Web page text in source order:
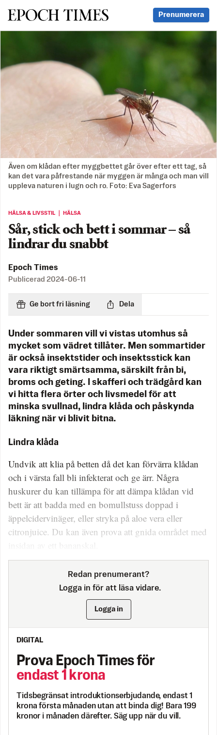
Svenska Epoch Times Prenumerera
Även om klådan efter myggbettet går över efter ett tag, så
kan det vara påfrestande när myggen är många och man vill
uppleva naturen i lugn och ro. Foto: Eva Sagerfors
HÄLSA & LIVSSTIL ｜ HÄLSA
Sår, stick och bett i sommar – så
lindrar du snabbt
Epoch Times
Publicerad 2024-06-11
Ge bort fri läsning Dela
Under sommaren vill vi vistas utomhus så
mycket som vädret tillåter. Men sommartider
är också insektstider och insektsstick kan
vara riktigt smärtsamma, särskilt från bi,
broms och geting. I skafferi och trädgård kan
vi hitta flera örter och livsmedel för att
minska svullnad, lindra klåda och påskynda
läkning när vi blivit bitna.
Lindra klåda
Undvik att klia på betten då det kan förvärra klådan
och i värsta fall bli infekterat och ge ärr. Några
huskurer du kan tillämpa för att dämpa klådan vid
bett är att badda med en bomullstuss doppad i
äppelcidervinäger, eller stryka på aloe vera eller
citronjuice. Du kan även prova att gnida området med
Redan prenumerant?
Logga in för att läsa vidare.
Logga in
DIGITAL
Prova Epoch Times för
endast 1 krona
Tidsbegränsat introduktionserbjudande, endast 1
krona första månaden utan att binda dig! Bara 199
kronor i månaden därefter. Säg upp när du vill.